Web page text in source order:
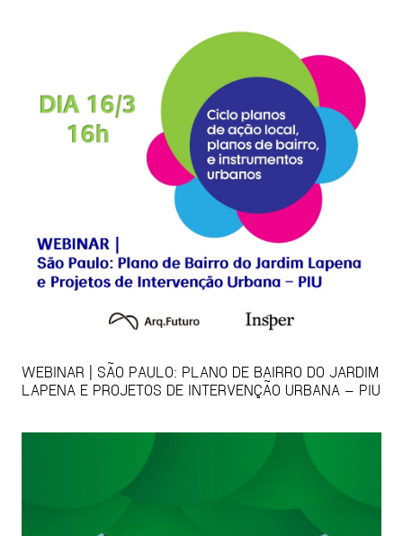
WEBINAR | SÃO PAULO: PLANO DE BAIRRO DO JARDIM
LAPENA E PROJETOS DE INTERVENÇÃO URBANA – PIU